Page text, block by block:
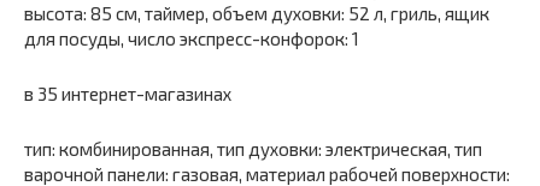
высота: 85 см, таймер, объем духовки: 52 л, гриль, ящик
для посуды, число экспресс-конфорок: 1
в 35 интернет-магазинах
тип: комбинированная, тип духовки: электрическая, тип
варочной панели: газовая, материал рабочей поверхности: